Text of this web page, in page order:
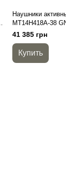
Наушники
MT14H418A-38
PELTOR™
VIII, зеленые, 4-
(выход PELTOR)
41 385 грн
Купить